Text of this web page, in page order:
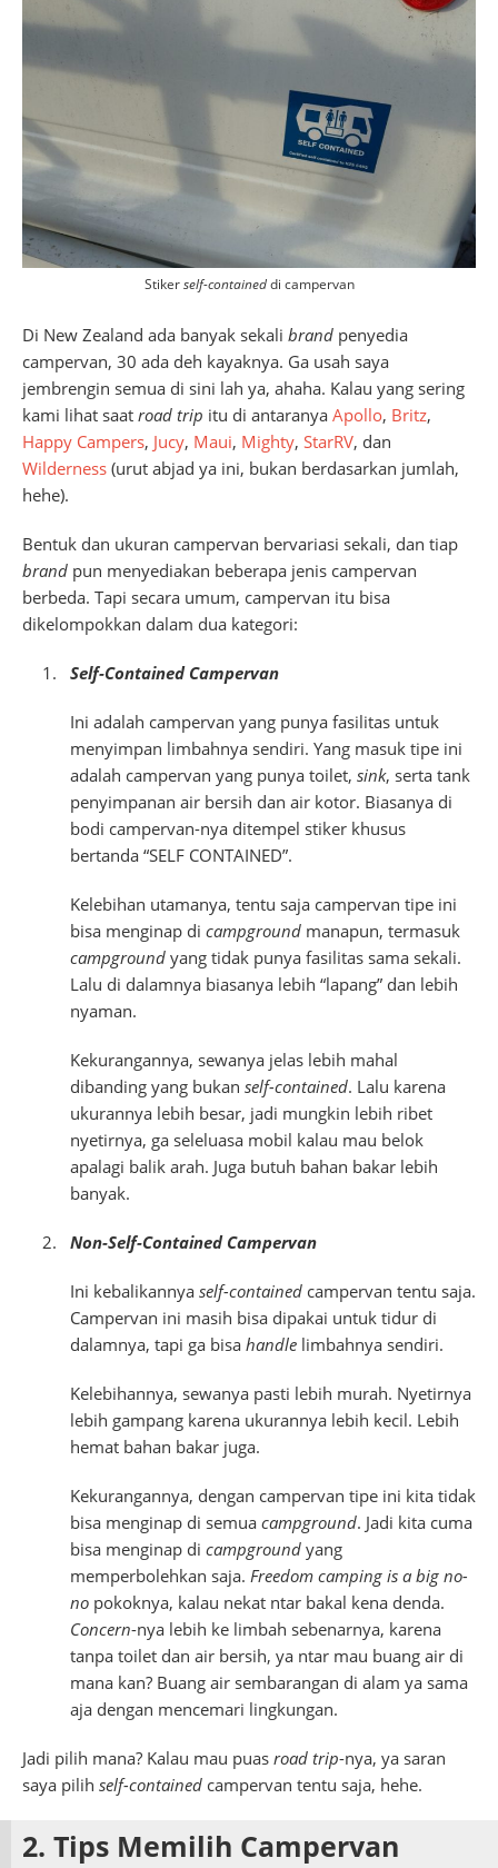
Stikerself-containeddi campervan
Di New Zealand ada banyak sekali brand penyedia
campervan, 30 ada deh kayaknya. Ga usah saya
jembrengin semua di sini lah ya, ahaha. Kalau yang sering
kami lihat saat road trip itu di antaranya Apollo, Britz,
Happy Campers, Jucy, Maui, Mighty, StarRV, dan
Wilderness (urut abjad ya ini, bukan berdasarkan jumlah,
hehe).
Bentuk dan ukuran campervan bervariasi sekali, dan tiap
brand pun menyediakan beberapa jenis campervan
berbeda. Tapi secara umum, campervan itu bisa
dikelompokkan dalam dua kategori:
Self-Contained Campervan
Ini adalah campervan yang punya fasilitas untuk
menyimpan limbahnya sendiri. Yang masuk tipe ini
adalah campervan yang punya toilet, sink, serta tank
penyimpanan air bersih dan air kotor. Biasanya di
bodi campervan-nya ditempel stiker khusus
bertanda “SELF CONTAINED”.
Kelebihan utamanya, tentu saja campervan tipe ini
bisa menginap di campground manapun, termasuk
campground yang tidak punya fasilitas sama sekali.
Lalu di dalamnya biasanya lebih “lapang” dan lebih
nyaman.
Kekurangannya, sewanya jelas lebih mahal
dibanding yang bukan self-contained. Lalu karena
ukurannya lebih besar, jadi mungkin lebih ribet
nyetirnya, ga seleluasa mobil kalau mau belok
apalagi balik arah. Juga butuh bahan bakar lebih
banyak.
Non-Self-Contained Campervan
Ini kebalikannya self-contained campervan tentu saja.
Campervan ini masih bisa dipakai untuk tidur di
dalamnya, tapi ga bisa handle limbahnya sendiri.
Kelebihannya, sewanya pasti lebih murah. Nyetirnya
lebih gampang karena ukurannya lebih kecil. Lebih
hemat bahan bakar juga.
Kekurangannya, dengan campervan tipe ini kita tidak
bisa menginap di semua campground. Jadi kita cuma
bisa menginap di campground yang
memperbolehkan saja. Freedom camping is a big no-
no pokoknya, kalau nekat ntar bakal kena denda.
Concern-nya lebih ke limbah sebenarnya, karena
tanpa toilet dan air bersih, ya ntar mau buang air di
mana kan? Buang air sembarangan di alam ya sama
aja dengan mencemari lingkungan.
Jadi pilih mana? Kalau mau puas road trip-nya, ya saran
saya pilih self-contained campervan tentu saja, hehe.
2. Tips Memilih Campervan